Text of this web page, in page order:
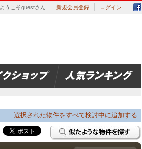
ようこそguestさん 新規会員登録 ログイン
選択された物件をすべて検討中に追加する